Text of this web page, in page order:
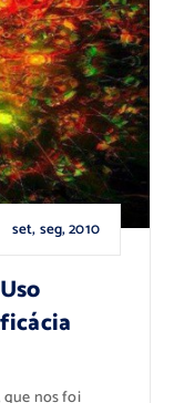
set, seg, 2010